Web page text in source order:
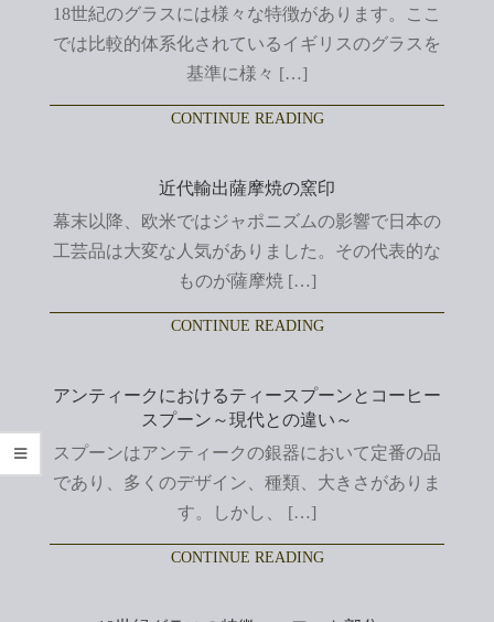
18世紀のグラスには様々な特徴があります。ここ
では比較的体系化されているイギリスのグラスを
基準に様々 […]
CONTINUE READING
近代輸出薩摩焼の窯印
幕末以降、欧米ではジャポニズムの影響で日本の
工芸品は大変な人気がありました。その代表的な
ものが薩摩焼 […]
CONTINUE READING
アンティークにおけるティースプーンとコーヒー
スプーン～現代との違い～
スプーンはアンティークの銀器において定番の品
であり、多くのデザイン、種類、大きさがありま
す。しかし、 […]
CONTINUE READING